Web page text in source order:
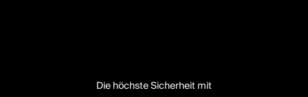
Die höchste Sicherheit mit